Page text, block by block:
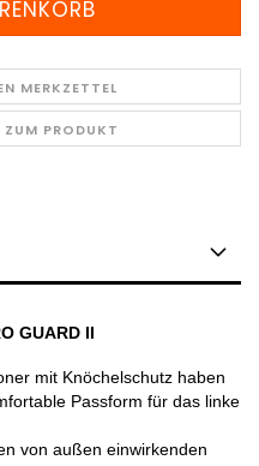
MERKZETTEL
ZUM PRODUKT
GUARD II
mit Knöchelschutz haben
Passform für das linke
von außen einwirkenden